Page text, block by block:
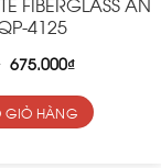
4125
Original
price
was:
750.000₫.
675.000₫Current
price
is:
675.000₫.
GIỎ HÀNG